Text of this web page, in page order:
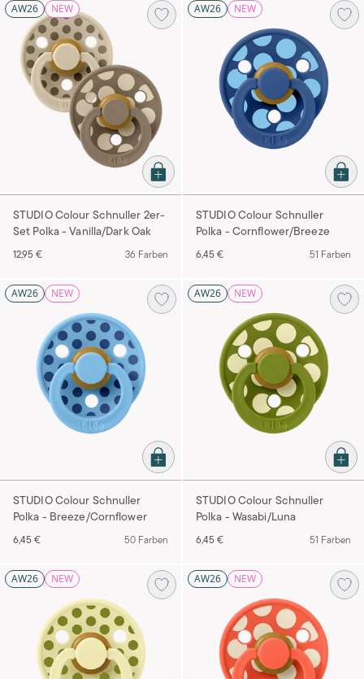
AW26 NEW
STUDIO Colour Schnuller 2er-
Set Polka - Vanilla/Dark Oak
12,95 € 36 Farben
AW26 NEW
STUDIO Colour Schnuller
Polka - Cornflower/Breeze
6,45 € 51 Farben
AW26 NEW
STUDIO Colour Schnuller
Polka - Breeze/Cornflower
6,45 € 50 Farben
AW26 NEW
STUDIO Colour Schnuller
Polka - Wasabi/Luna
6,45 € 51 Farben
AW26 NEW AW26 NEW